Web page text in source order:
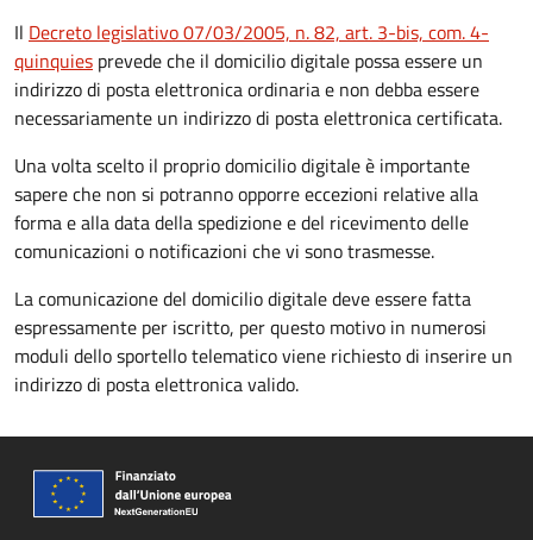
Il Decreto legislativo 07/03/2005, n. 82, art. 3-bis, com. 4-
quinquies prevede che il domicilio digitale possa essere un
indirizzo di posta elettronica ordinaria e non debba essere
necessariamente un indirizzo di posta elettronica certificata.
Una volta scelto il proprio domicilio digitale è importante
sapere che non si potranno opporre eccezioni relative alla
forma e alla data della spedizione e del ricevimento delle
comunicazioni o notificazioni che vi sono trasmesse.
La comunicazione del domicilio digitale deve essere fatta
espressamente per iscritto, per questo motivo in numerosi
moduli dello sportello telematico viene richiesto di inserire un
indirizzo di posta elettronica valido.